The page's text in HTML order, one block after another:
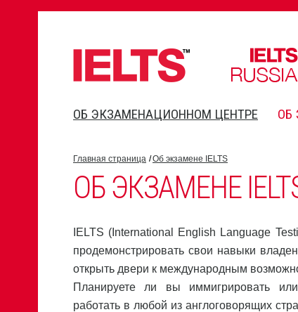
ОБ ЭКЗАМЕНАЦИОННОМ ЦЕНТРЕ ОБ
Главная страница Об экзамене IELTS
ОБ ЭКЗАМЕНЕ
IELTS (International English Language
продемонстрировать свои навыки
открыть двери к международным
Планируете ли вы иммигрировать
работать в любой из англоговорящих